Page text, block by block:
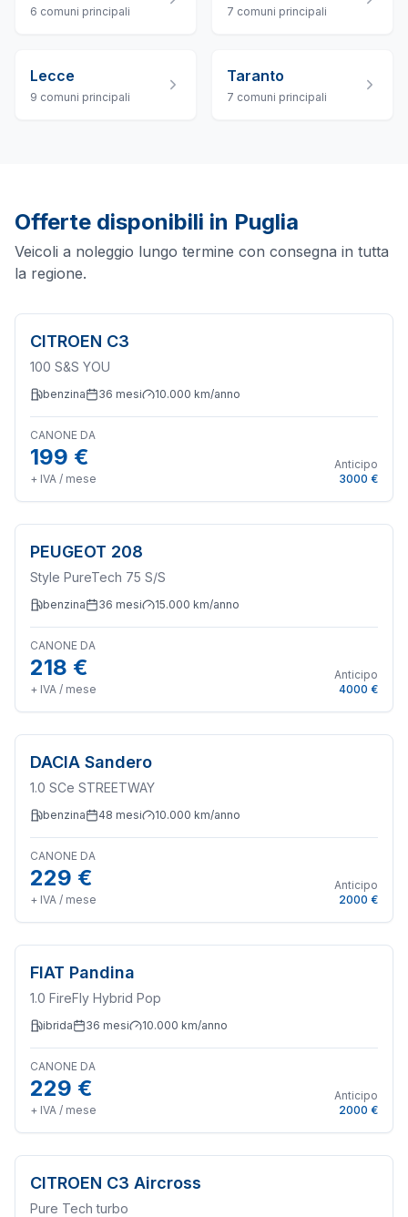
6 comuni principali 7 comuni principali
Lecce
9 comuni principali
Taranto
7 comuni principali
Offerte disponibili in Puglia
Veicoli a noleggio lungo termine con consegna in tutta
la regione.
CITROEN C3
100 S&S YOU
benzina 36 mesi 10.000 km/anno
CANONE DA
199 €
+ IVA / mese
Anticipo
3000 €
PEUGEOT 208
Style PureTech 75 S/S
benzina 36 mesi 15.000 km/anno
CANONE DA
218 €
+ IVA / mese
Anticipo
4000 €
DACIA Sandero
1.0 SCe STREETWAY
benzina 48 mesi 10.000 km/anno
CANONE DA
229 €
+ IVA / mese
Anticipo
2000 €
FIAT Pandina
1.0 FireFly Hybrid Pop
ibrida 36 mesi 10.000 km/anno
CANONE DA
229 €
+ IVA / mese
Anticipo
2000 €
CITROEN C3 Aircross
Pure Tech turbo